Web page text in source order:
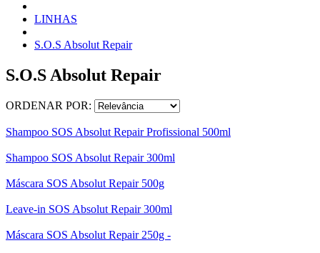
LINHAS
S.O.S Absolut Repair
S.O.S Absolut Repair
ORDENAR POR:
Shampoo SOS Absolut Repair Profissional 500ml
Shampoo SOS Absolut Repair 300ml
Máscara SOS Absolut Repair 500g
Leave-in SOS Absolut Repair 300ml
Máscara SOS Absolut Repair 250g -